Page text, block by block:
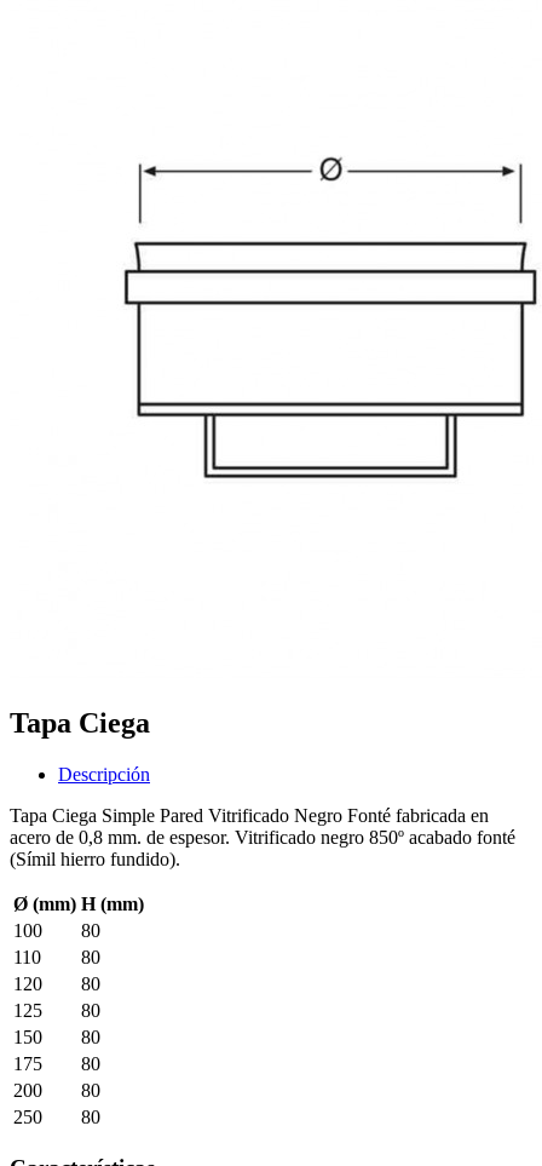
Tapa Ciega
Descripción
Tapa Ciega Simple Pared Vitrificado Negro Fonté fabricada en
acero de 0,8 mm. de espesor. Vitrificado negro 850º acabado fonté
(Símil hierro fundido).
Ø (mm) H (mm)
100
80
110
80
120
80
125
80
150
80
175
80
200
80
250
80